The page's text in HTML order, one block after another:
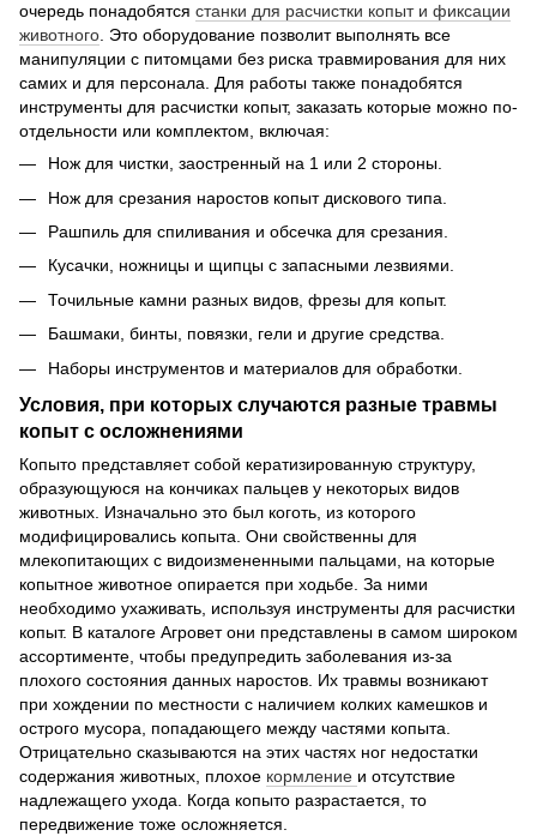
очередь понадобятся станки для расчистки копыт и фиксации
животного . Это оборудование позволит выполнять все
манипуляции с питомцами без риска травмирования для них
самих и для персонала. Для работы также понадобятся
инструменты для расчистки копыт, заказать которые можно по-
отдельности или комплектом, включая:
Нож для чистки, заостренный на 1 или 2 стороны.
Нож для срезания наростов копыт дискового типа.
Рашпиль для спиливания и обсечка для срезания.
Кусачки, ножницы и щипцы с запасными лезвиями.
Точильные камни разных видов, фрезы для копыт.
Башмаки, бинты, повязки, гели и другие средства.
Наборы инструментов и материалов для обработки.
Условия, при которых случаются разные травмы
копыт с осложнениями
Копыто представляет собой кератизированную структуру,
образующуюся на кончиках пальцев у некоторых видов
животных. Изначально это был коготь, из которого
модифицировались копыта. Они свойственны для
млекопитающих с видоизмененными пальцами, на которые
копытное животное опирается при ходьбе. За ними
необходимо ухаживать, используя инструменты для расчистки
копыт. В каталоге Агровет они представлены в самом широком
ассортименте, чтобы предупредить заболевания из-за
плохого состояния данных наростов. Их травмы возникают
при хождении по местности с наличием колких камешков и
острого мусора, попадающего между частями копыта.
Отрицательно сказываются на этих частях ног недостатки
содержания животных, плохое кормление и отсутствие
надлежащего ухода. Когда копыто разрастается, то
передвижение тоже осложняется.